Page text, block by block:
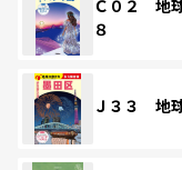
Ｃ０２ 地
８
Ｊ３３ 地